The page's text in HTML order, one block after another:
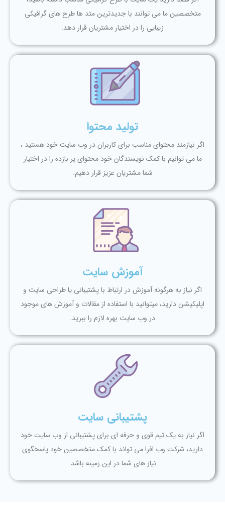
متخصصین ما می توانند با جدیدترین متد ها طرح های گرافیکی
زیبایی را در اختیار مشتریان قرار دهد.
تولید محتوا
اگر نیازمند محتوای مناسب برای کاربران در وب سایت خود هستید ،
ما می توانیم با کمک نویسندگان خود محتوای پر بازده را در اختیار
شما مشتریان عزیز قرار دهیم.
آموزش سایت
اگر نیاز به هرگونه آموزش در ارتباط با پشتیبانی یا طراحی سایت و
اپلیکیشن دارید، میتوانید با استفاده از مقالات و آموزش های موجود
در وب سایت بهره لازم را ببرید.
پشتیبانی سایت
اگر نیاز به یک تیم قوی و حرفه ای برای پشتیبانی از وب سایت خود
دارید، شرکت وب افرا می تواند با کمک متخصصین خود پاسخگوی
نیاز های شما در این زمینه باشد.